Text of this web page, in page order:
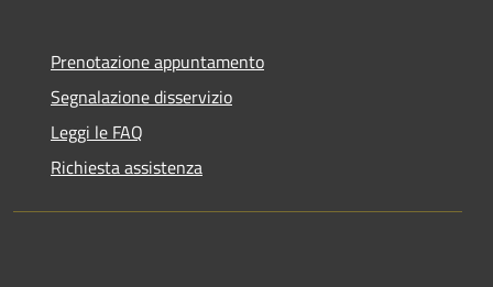
Prenotazione appuntamento
Segnalazione disservizio
Leggi le FAQ
Richiesta assistenza